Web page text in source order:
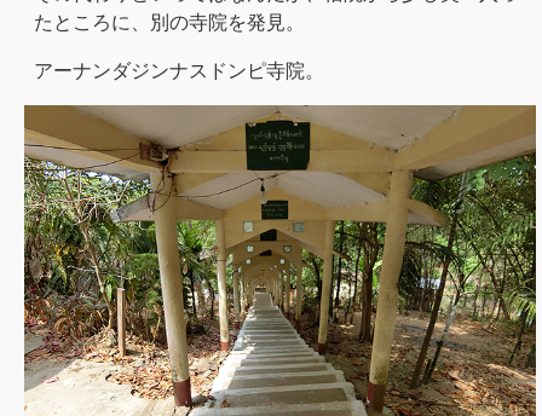
たところに、別の寺院を発見。
アーナンダジンナスドンピ寺院。